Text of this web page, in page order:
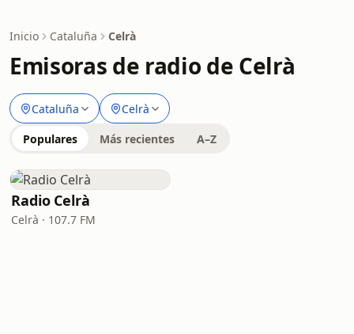
Inicio Cataluña Celrà
Emisoras de radio de Celrà
Cataluña Celrà
Populares Más recientes A–Z
Radio Celrà
Celrà · 107.7 FM